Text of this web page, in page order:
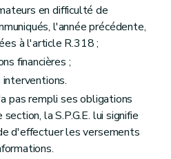
en difficulté de
l'année précédente,
à l'article R.318 ;
financières ;
pas rempli ses obligations
la S.P.G.E. lui signifie
d'effectuer les versements